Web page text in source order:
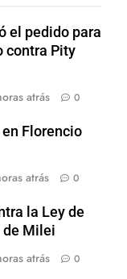
el pedido para
contra Pity
atrás 0
Florencio
atrás 0
la Ley de
de Milei
atrás 0